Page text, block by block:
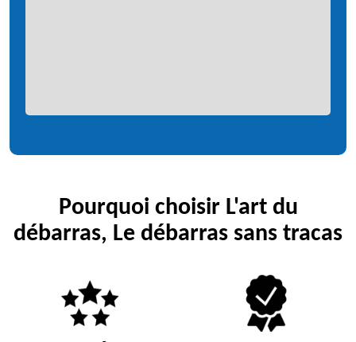
Pourquoi choisir L'art du
débarras, Le débarras sans tracas